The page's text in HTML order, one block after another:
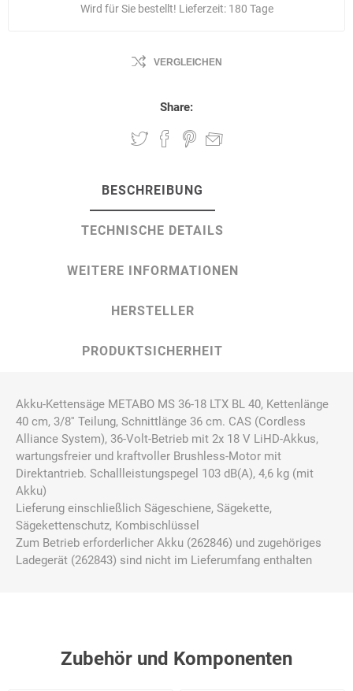
Wird für Sie bestellt! Lieferzeit: 180 Tage
VERGLEICHEN
Share:
BESCHREIBUNG
TECHNISCHE DETAILS
WEITERE INFORMATIONEN
HERSTELLER
PRODUKTSICHERHEIT
Akku-Kettensäge METABO MS 36-18 LTX BL 40, Kettenlänge
40 cm, 3/8'' Teilung, Schnittlänge 36 cm. CAS (Cordless
Alliance System), 36-Volt-Betrieb mit 2x 18 V LiHD-Akkus,
wartungsfreier und kraftvoller Brushless-Motor mit
Direktantrieb. Schallleistungspegel 103 dB(A), 4,6 kg (mit
Akku)
Lieferung einschließlich Sägeschiene, Sägekette,
Sägekettenschutz, Kombischlüssel
Zum Betrieb erforderlicher Akku (262846) und zugehöriges
Ladegerät (262843) sind nicht im Lieferumfang enthalten
Zubehör und Komponenten